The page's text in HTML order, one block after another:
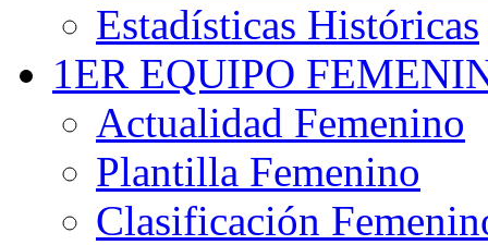
Estadísticas Históricas
1ER EQUIPO
Actualidad Femenino
Plantilla Femenino
Clasificación